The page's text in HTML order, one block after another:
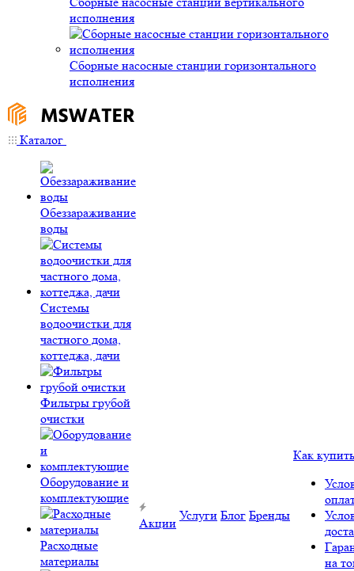
исполнения
Сборные насосные станции горизонтального
исполнения
Каталог
Обеззараживание
воды
Системы
водоочистки для
частного дома,
коттеджа, дачи
Фильтры грубой
очистки
Оборудование и
комплектующие
Расходные
материалы
Акции
Услуги Блог Бренды
Как купить
на